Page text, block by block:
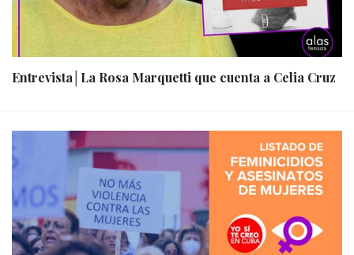
Entrevista│La Rosa Marquetti que cuenta a Celia Cruz